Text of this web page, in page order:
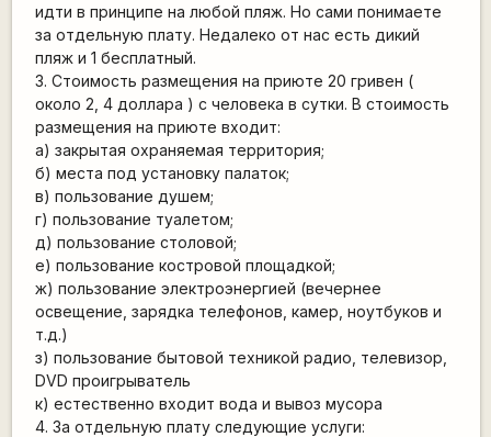
идти в принципе на любой пляж. Но сами понимаете
за отдельную плату. Недалеко от нас есть дикий
пляж и 1 бесплатный.
3. Стоимость размещения на приюте 20 гривен (
около 2, 4 доллара ) с человека в сутки. В стоимость
размещения на приюте входит:
а) закрытая охраняемая территория;
б) места под установку палаток;
в) пользование душем;
г) пользование туалетом;
д) пользование столовой;
е) пользование костровой площадкой;
ж) пользование электроэнергией (вечернее
освещение, зарядка телефонов, камер, ноутбуков и
т.д.)
з) пользование бытовой техникой радио, телевизор,
DVD проигрыватель
к) естественно входит вода и вывоз мусора
4. За отдельную плату следующие услуги: